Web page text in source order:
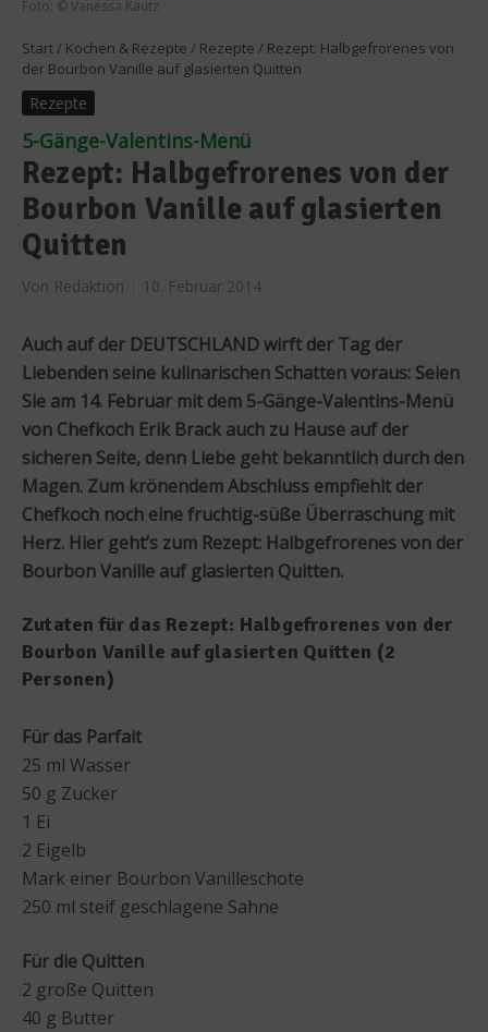
Foto: © Vanessa Kautz
Start / Kochen & Rezepte / Rezepte / Rezept: Halbgefrorenes von
der Bourbon Vanille auf glasierten Quitten
Rezepte
5-Gänge-Valentins-Menü
Rezept: Halbgefrorenes von der
Bourbon Vanille auf glasierten
Quitten
Von Redaktion 10. Februar 2014
Auch auf der DEUTSCHLAND wirft der Tag der
Liebenden seine kulinarischen Schatten voraus: Seien
Sie am 14. Februar mit dem 5-Gänge-Valentins-Menü
von Chefkoch Erik Brack auch zu Hause auf der
sicheren Seite, denn Liebe geht bekanntlich durch den
Magen. Zum krönendem Abschluss empfiehlt der
Chefkoch noch eine fruchtig-süße Überraschung mit
Herz. Hier geht’s zum Rezept: Halbgefrorenes von der
Bourbon Vanille auf glasierten Quitten.
Zutaten für das Rezept: Halbgefrorenes von der
Bourbon Vanille auf glasierten Quitten (2
Personen)
Für das Parfait
25 ml Wasser
50 g Zucker
1 Ei
2 Eigelb
Mark einer Bourbon Vanilleschote
250 ml steif geschlagene Sahne
Für die Quitten
2 große Quitten
40 g Butter